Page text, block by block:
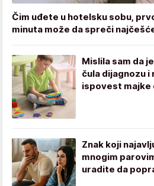
Čim uđete u hotelsku sobu,
minuta može da spreči
Mislila sam da
čula dijagnozu i
ispovest majke
Znak koji
mnogim
uradite da